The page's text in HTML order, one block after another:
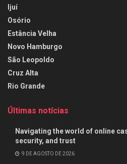
Ijuí
Osório
Estância Velha
Novo Hamburgo
São Leopoldo
Cruz Alta
Rio Grande
Últimas notícias
Navigating the world of online
security, and trust
9 DE AGOSTO DE 2026